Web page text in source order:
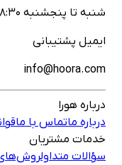
تا پنجشنبه ۸:۳۰ تا ۱۷ - جمعه ۹ تا ۱۶
پشتیبانی
هورا
ماتماس با ما
مشتریان
متداولروش‌های